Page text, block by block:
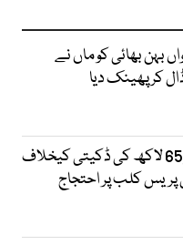
بہن بھائی کو ماں نے
کر پھینک دیا
ایدھی فاؤنڈیشن پر 65 لاکھ کی ڈکیتی کیخلاف
پریس کلب پر احتجاج